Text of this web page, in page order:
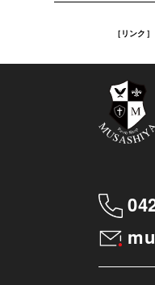
［リンク］